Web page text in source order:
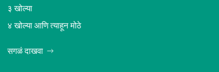
३ खोल्या
४ खोल्या आणि त्याहून मोठे
सगळं दाखवा